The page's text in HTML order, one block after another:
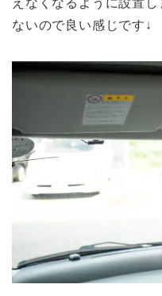
ないので良い感じです↓